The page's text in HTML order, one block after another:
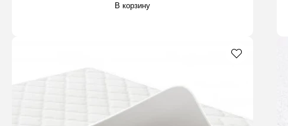
В корзину